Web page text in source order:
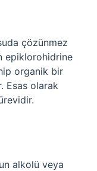
çözünmez
epiklorohidrine
organik bir
Esas olarak
alkolü veya